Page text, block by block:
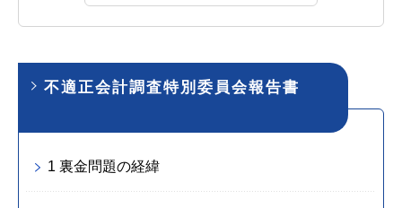
不適正会計調査特別委員会報告書
1 裏金問題の経緯